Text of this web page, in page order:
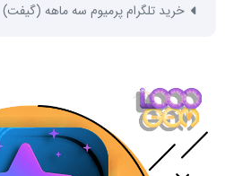
خرید تلگرام پرمیوم سه ماهه (گیفت)